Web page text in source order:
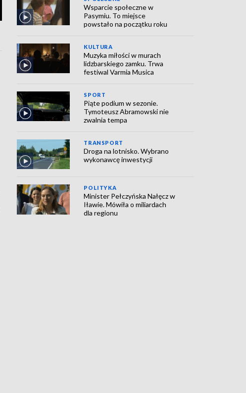
Wsparcie społeczne w
Pasymiu. To miejsce
powstało na początku roku
KULTURA
Muzyka miłości w murach
lidzbarskiego zamku. Trwa
festiwal Varmia Musica
SPORT
Piąte podium w sezonie.
Tymoteusz Abramowski nie
zwalnia tempa
TRANSPORT
Droga na lotnisko. Wybrano
wykonawcę inwestycji
POLITYKA
Minister Pełczyńska Nałęcz w
Iławie. Mówiła o miliardach
dla regionu